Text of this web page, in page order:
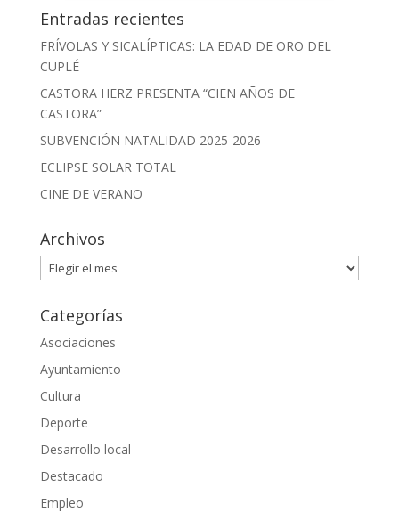
Entradas recientes
FRÍVOLAS Y SICALÍPTICAS: LA EDAD DE ORO DEL
CUPLÉ
CASTORA HERZ PRESENTA “CIEN AÑOS DE
CASTORA”
SUBVENCIÓN NATALIDAD 2025-2026
ECLIPSE SOLAR TOTAL
CINE DE VERANO
Archivos
Archivos
Categorías
Asociaciones
Ayuntamiento
Cultura
Deporte
Desarrollo local
Destacado
Empleo